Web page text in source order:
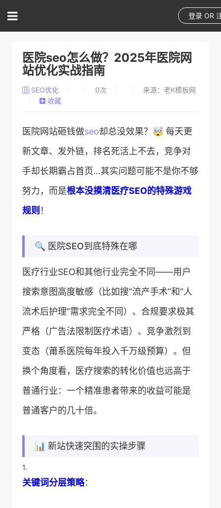
登录 OR
医院seo怎么做？2025年医院网
站优化实战指南
SEO优化 0次
来源：老K模板网
收藏
医院网站砸钱做seo却总没效果？🤯 每天更
新文章、发外链，排名死活上不去，竞争对
手却长期霸占首页…其实问题可能不是你不够
努力，而是​​根本没摸清医疗SEO的特殊游戏
规则​ ​！
🔍 医院SEO到底特殊在哪
医疗行业SEO和其他行业完全不同——用户
搜索意图高度敏感（比如搜“流产手术”和“人
流术后护理”需求完全不同）、合规要求极其
严格（广告法限制医疗术语）、竞争激烈到
变态（莆系医院每年投入千万级预算）。但
换个角度看，医疗搜索的转化价值也远高于
普通行业：一个精准患者带来的收益可能是
普通客户的几十倍。
📊 新站快速突围的实操步骤
1.
​关键词分层策略​​：